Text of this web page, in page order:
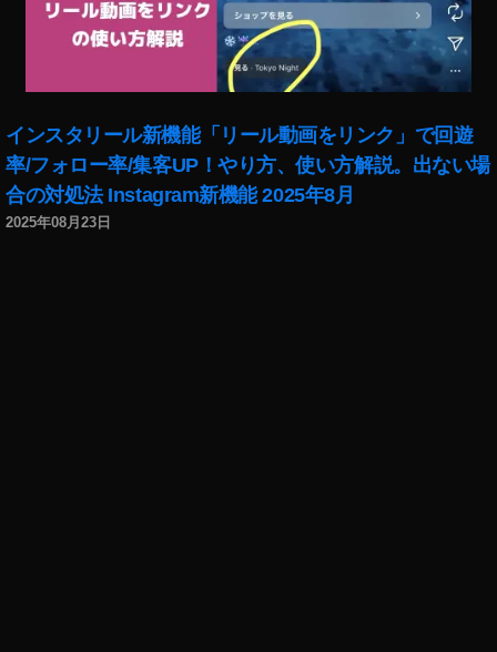
インスタリール新機能「リール動画をリンク」で回遊
率/フォロー率/集客UP！やり方、使い方解説。出ない場
合の対処法 Instagram新機能 2025年8月
2025年08月23日